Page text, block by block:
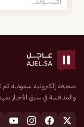
والمنافسة في سبق الأخبار